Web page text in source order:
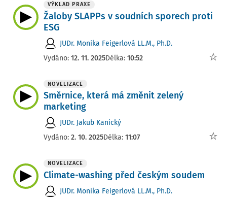
VÝKLAD PRAXE
Žaloby SLAPPs v soudních sporech proti
ESG
JUDr. Monika Feigerlová LL.M., Ph.D.
Vydáno: 12. 11. 2025Délka: 10:52
NOVELIZACE
Směrnice, která má změnit zelený
marketing
JUDr. Jakub Kanický
Vydáno: 2. 10. 2025Délka: 11:07
NOVELIZACE
Climate-washing před českým soudem
JUDr. Monika Feigerlová LL.M., Ph.D.